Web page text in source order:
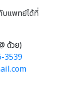
บแพทย์ได้ที่
ด้วย)
3539